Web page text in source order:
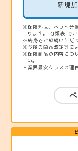
新規
※保険料は、ペット分
ります。 分類表 で
※終身でご継続いただ
※今後の商品改定等に
※保険商品の内容につ
い。
＊業界最安クラスの理